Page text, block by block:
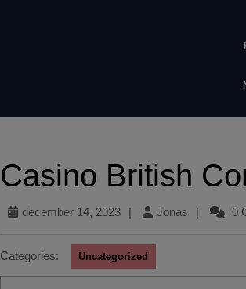
Casino British
december 14, 2023 | Jonas | 0
Categories: Uncategorized